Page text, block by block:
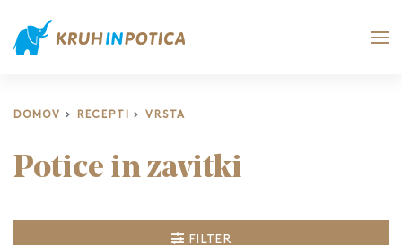
DOMOV RECEPTI VRSTA
Potice in zavitki
FILTER